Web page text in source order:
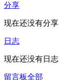
分享
现在还没有分享
日志
现在还没有日志
留言板全部